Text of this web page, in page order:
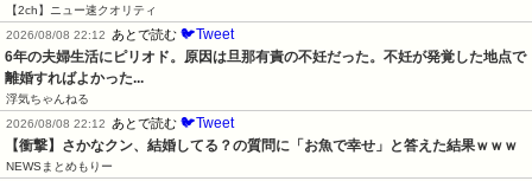
【2ch】ニュー速クオリティ
2026/08/08 22:12 あとで読む 🐦Tweet
6年の夫婦生活にピリオド。原因は旦那有責の不妊だった。不妊が発覚した地点で
離婚すればよかった...
浮気ちゃんねる
2026/08/08 22:12 あとで読む 🐦Tweet
【衝撃】さかなクン、結婚してる？の質問に「お魚で幸せ」と答えた結果ｗｗｗ
NEWSまとめもりー